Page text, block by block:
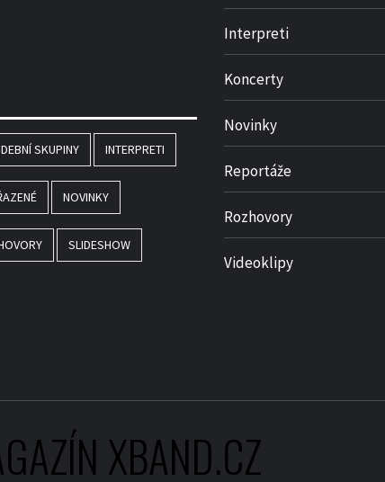
SKUPINY INTERPRETI
NOVINKY
SLIDESHOW
Interpreti
Koncerty
Novinky
Reportáže
Rozhovory
Videoklipy
XBAND.CZ